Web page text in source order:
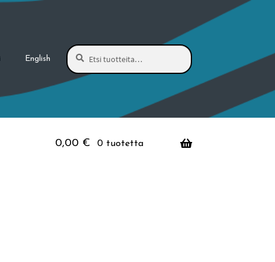
English
Etsi:
Haku
0,00 € 0 tuotetta